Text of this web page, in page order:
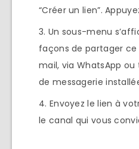
“Créer un lien”.
Un sous-menu
façons de partager ce
mail, via WhatsApp
de messagerie
Envoyez le lien à
le canal qui vous